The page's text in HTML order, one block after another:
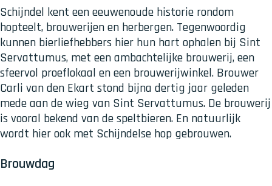
S
e
r
v
a
t
t
u
m
s
Schijndel kent een eeuwenoude historie rondom
hopteelt, brouwerijen en herbergen. Tegenwoordig
kunnen bierliefhebbers hier hun hart ophalen bij Sint
Servattumus, met een ambachtelijke brouwerij, een
sfeervol proeflokaal en een brouwerijwinkel. Brouwer
Carli van den Ekart stond bijna dertig jaar geleden
mede aan de wieg van Sint Servattumus. De brouwerij
is vooral bekend van de speltbieren. En natuurlijk
wordt hier ook met Schijndelse hop gebrouwen.
Brouwdag